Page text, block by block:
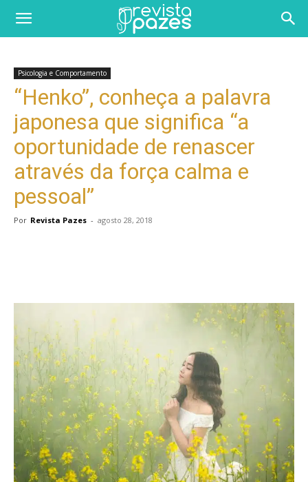
Psicologia e Comportamento
“Henko”, conheça a palavra
japonesa que significa “a
oportunidade de renascer
através da força calma e
pessoal”
Por Revista Pazes - agosto 28, 2018